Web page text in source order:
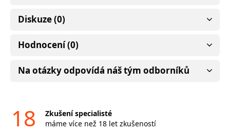
Diskuze (0)
Hodnocení (0)
Na otázky odpovídá náš tým odborníků
18
Zkušení specialisté
máme více než 18 let zkušeností